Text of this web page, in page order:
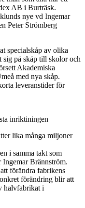
AB i Burträsk.
nye vd Ingemar
Peter Strömberg
specialskåp av olika
sig på skåp till skolor och
Akademiska
med nya skåp.
leveranstider för
inriktiningen
lika många miljoner
i samma takt som
Brännström.
förändra fabrikens
förändring blir att
halvfabrikat i